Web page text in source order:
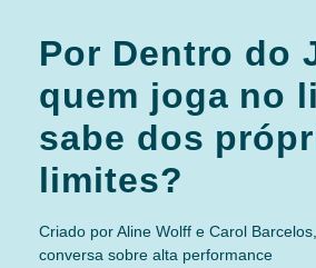
Por Dentro do
quem joga no
sabe dos
limites?
Criado por Aline Wolff e Carol
conversa sobre alta performance